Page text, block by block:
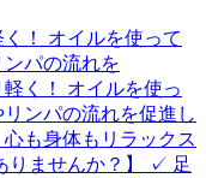
！ オイルを使って
パの流れを